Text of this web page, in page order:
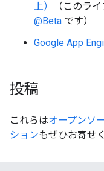
上）
（このラ
@Beta です）
Google App
投稿
これらはオープンソ
ションもぜひお寄せ